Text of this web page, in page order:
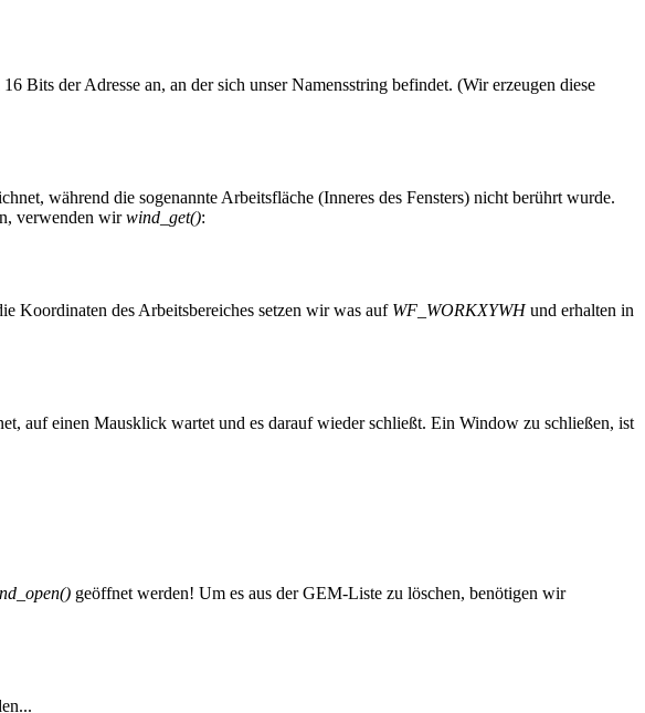
Bits der Adresse an, an der sich unser Namensstring befindet. (Wir erzeugen diese
während die sogenannte Arbeitsfläche (Inneres des Fensters) nicht berührt wurde.
verwenden wirwind_get():
Koordinaten des Arbeitsbereiches setzen wir was auf WF_WORKXYWHund erhalten in
auf einen Mausklick wartet und es darauf wieder schließt. Ein Window zu schließen, ist
geöffnet werden! Um es aus der GEM-Liste zu löschen, benötigen wir